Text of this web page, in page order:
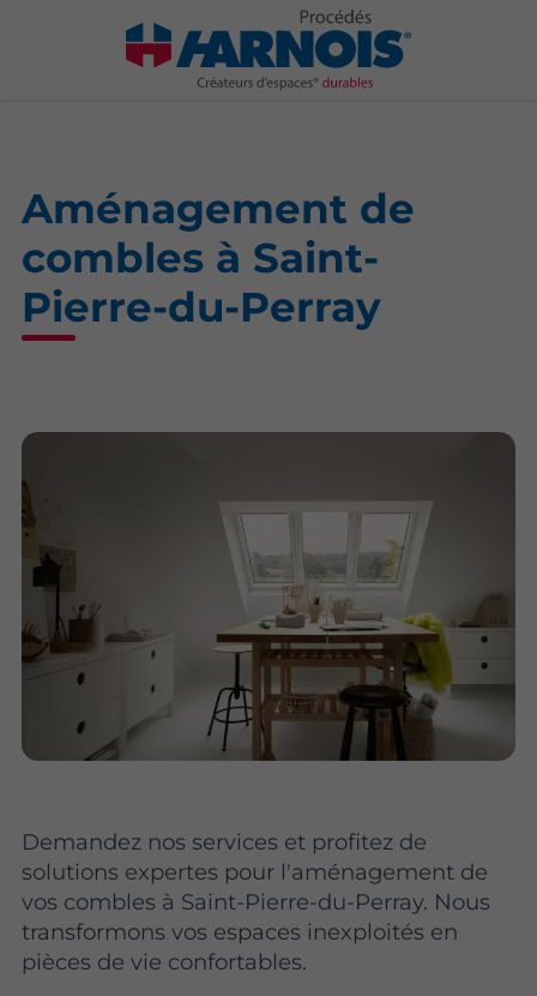
Aménagement de
combles à Saint-
Pierre-du-Perray
Demandez nos services et profitez de
solutions expertes pour l'aménagement de
vos combles à Saint-Pierre-du-Perray. Nous
transformons vos espaces inexploités en
pièces de vie confortables.